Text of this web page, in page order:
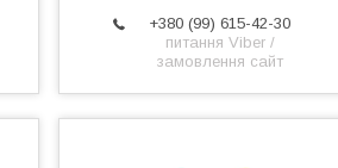
+380 (99) 615-42-30
питання Viber /
замовлення сайт